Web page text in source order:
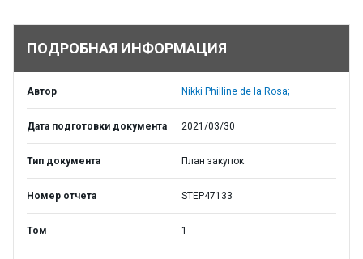
ПОДРОБНАЯ ИНФОРМАЦИЯ
Автор Nikki Philline de la Rosa;
Дата подготовки документа 2021/03/30
Тип документа План закупок
Номер отчета STEP47133
Том 1